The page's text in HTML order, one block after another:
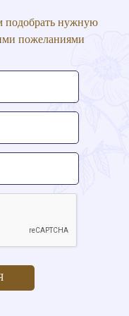
подобрать нужную
пожеланиями